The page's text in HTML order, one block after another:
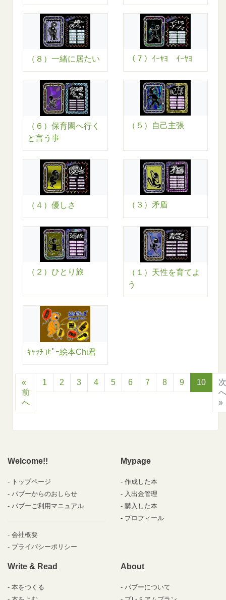
（８）一緒に居たい （７）ｲｰﾔﾖ ｲｰﾔﾖ
（６）保育園へ行く
と言う事
（５）自己主張
（４）優しさ （３）矛盾
（２）ひとり旅
（１）天性を育てよ
う
ｷｬｯﾁｺﾋﾟｰ絵本Chi君
«
前
へ
1 2 3 4 5 6 7 8 9 10
次
へ
»
Welcome!!
トップページ
パブーからのおしらせ
パブーご利用マニュアル
会社概要
プライバシーポリシー
Mypage
作成した本
入出金管理
購入した本
プロフィール
Write & Read
本をつくる
About
パブーについて